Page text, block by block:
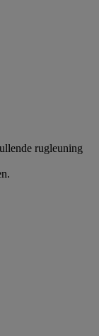
rugleuning